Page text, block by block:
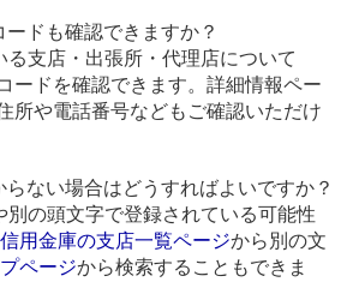
ドも確認できますか？
る支店・出張所・代理店について
ードを確認できます。詳細情報ペー
所や電話番号などもご確認いただけ
らない場合はどうすればよいですか？
別の頭文字で登録されている可能性
用金庫の支店一覧ページから別の文
プページから検索することもできま